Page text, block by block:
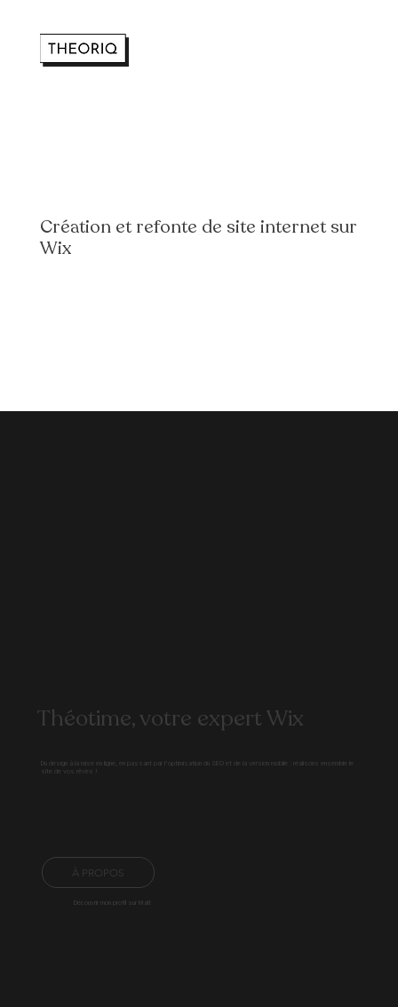
Création et refonte de site internet sur
Wix
Théotime, votre expert Wix
Du design à la mise en ligne, en passant par l'optimisation du SEO et de la version mobile : réalisons ensemble le
site de vos rêves !
À PROPOS
Découvrir mon profil sur Malt